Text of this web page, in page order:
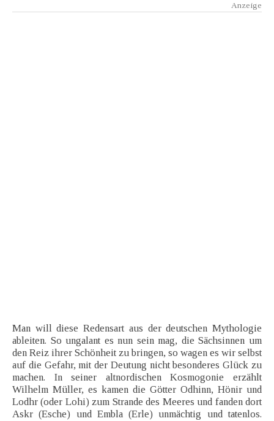
Man will diese Redensart aus der deutschen Mythologie
ableiten. So ungalant es nun sein mag, die Sächsinnen um
den Reiz ihrer Schönheit zu bringen, so wagen es wir selbst
auf die Gefahr, mit der Deutung nicht besonderes Glück zu
machen. In seiner altnordischen Kosmogonie erzählt
Wilhelm Müller, es kamen die Götter Odhinn, Hönir und
Lodhr (oder Lohi) zum Strande des Meeres und fanden dort
Askr (Esche) und Embla (Erle) unmächtig und tatenlos.